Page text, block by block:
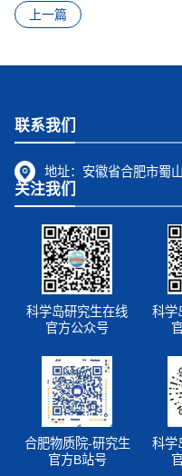
上一篇
联系我们
地址： 安徽省合肥市蜀
关注我们
科学岛研究生在线
官方公众号
科学
合肥物质院-研究生
官方B站号
科学